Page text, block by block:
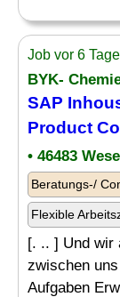
Job vor 6
BYK-
SAP
Product
• 46483
Beratungs-/
Flexible
[. .. ] Und wir
zwischen
Aufgaben